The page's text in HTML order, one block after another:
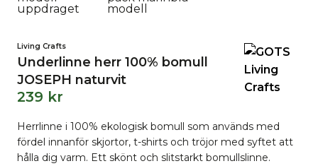
Living Crafts
Underlinne herr 100% bomull
JOSEPH naturvit
239 kr
Herrlinne i 100% ekologisk bomull som används med
fördel innanför skjortor, t-shirts och tröjor med syftet att
hålla dig varm. Ett skönt och slitstarkt bomullslinne.